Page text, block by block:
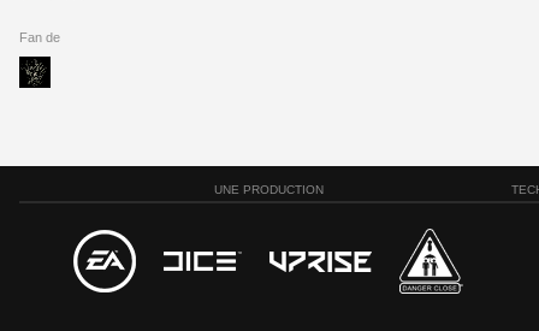
Fan de
UNE PRODUCTION